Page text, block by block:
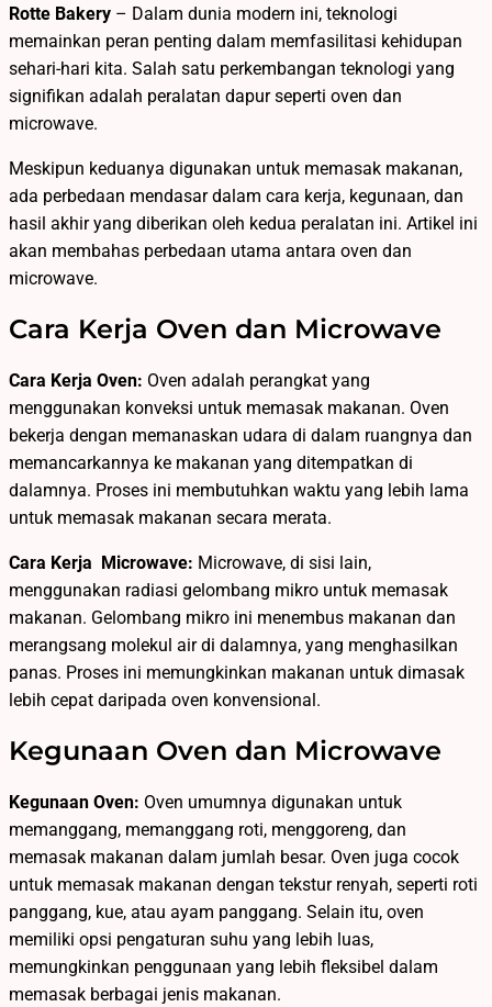
Rotte Bakery – Dalam dunia modern ini, teknologi
memainkan peran penting dalam memfasilitasi kehidupan
sehari-hari kita. Salah satu perkembangan teknologi yang
signifikan adalah peralatan dapur seperti oven dan
microwave.
Meskipun keduanya digunakan untuk memasak makanan,
ada perbedaan mendasar dalam cara kerja, kegunaan, dan
hasil akhir yang diberikan oleh kedua peralatan ini. Artikel ini
akan membahas perbedaan utama antara oven dan
microwave.
Cara Kerja Oven dan Microwave
Cara Kerja Oven: Oven adalah perangkat yang
menggunakan konveksi untuk memasak makanan. Oven
bekerja dengan memanaskan udara di dalam ruangnya dan
memancarkannya ke makanan yang ditempatkan di
dalamnya. Proses ini membutuhkan waktu yang lebih lama
untuk memasak makanan secara merata.
Cara Kerja Microwave: Microwave, di sisi lain,
menggunakan radiasi gelombang mikro untuk memasak
makanan. Gelombang mikro ini menembus makanan dan
merangsang molekul air di dalamnya, yang menghasilkan
panas. Proses ini memungkinkan makanan untuk dimasak
lebih cepat daripada oven konvensional.
Kegunaan Oven dan Microwave
Kegunaan Oven: Oven umumnya digunakan untuk
memanggang, memanggang roti, menggoreng, dan
memasak makanan dalam jumlah besar. Oven juga cocok
untuk memasak makanan dengan tekstur renyah, seperti roti
panggang, kue, atau ayam panggang. Selain itu, oven
memiliki opsi pengaturan suhu yang lebih luas,
memungkinkan penggunaan yang lebih fleksibel dalam
memasak berbagai jenis makanan.